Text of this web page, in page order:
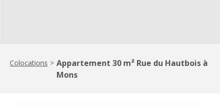
Colocations > Appartement 30 m² Rue du Hautbois à
Mons